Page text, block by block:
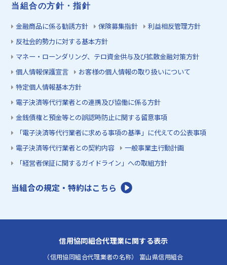
当組合の方針・指針
金融商品に係る勧誘方針 保険募集指針
利益相反管理方針
反社会的勢力に対する基本方針
マネー・ローンダリング、テロ資金供与及び拡散金融対策方針
個人情報保護宣言
お客様の個人情報の取り扱いについて
特定個人情報基本方針
電子決済等代行業者との連携及び協働に係る方針
金銭債権と預金等との誤認時防止に関する留意事項
「電子決済等代行業者に求める事項の基準」に代えての公表事項
電子決済等代行業者との契約内容
一般事業主行動計画
「経営者保証に関するガイドライン」への取組方針
当組合の規定・特約はこちら
信用協同組合代理業に関する表示
（信用協同組合代理業者の名称） 富山県信用組合